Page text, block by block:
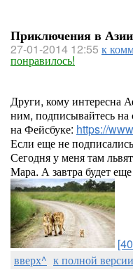
Приключения в
27-01-2014 12:55 к
понравилось!
Други, кому интересна
ним, подписывайтесь
на Фейсбуке: https://
Если еще не
Сегодня у меня там
Мара. А завтра будет
вверх^ к полной версии